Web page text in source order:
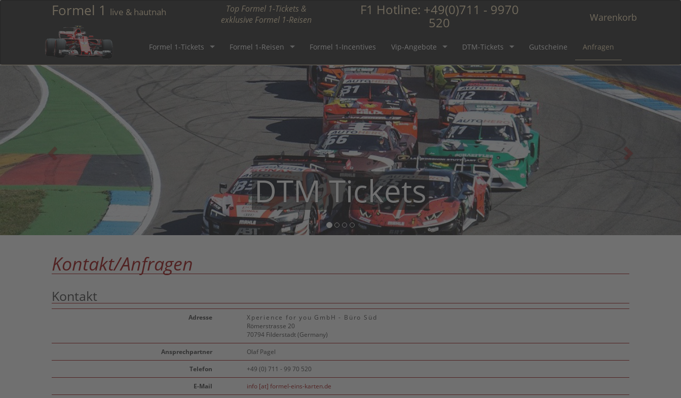
Formel 1 live & hautnah
Top Formel 1-Tickets &
exklusive Formel 1-Reisen
F1 Hotline: +49(0)711 - 9970
520 Warenkorb
Formel 1-Tickets Formel 1-Reisen Formel 1-Incentives Vip-Angebote DTM-Tickets Gutscheine Anfragen
DTM Tickets
Formel 1 Tickets
Kontakt/Anfragen
Kontakt
Adresse
Xperience for you GmbH - Büro Süd
Römerstrasse 20
70794 Filderstadt (Germany)
Ansprechpartner
Olaf Pagel
Telefon
+49 (0) 711 - 99 70 520
E-Mail
info [at] formel-eins-karten.de